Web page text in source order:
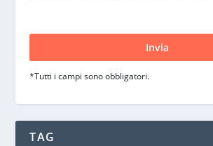
i
e
d
*Tutti i campi sono obbligatori.
TAG